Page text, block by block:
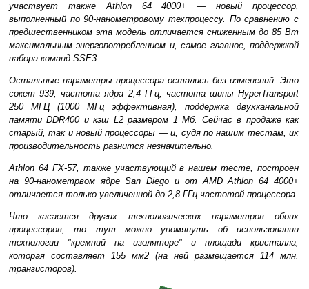
участвует также Athlon 64 4000+ — новый процессор,
выполненный по 90-нанометровому техпроцессу. По сравнению с
предшественником эта модель отличается сниженным до 85 Вт
максимальным энергопотреблением и, самое главное, поддержкой
набора команд SSE3.
Остальные параметры процессора остались без изменений. Это
сокет 939, частота ядра 2,4 ГГц, частота шины HyperTransport
250 МГЦ (1000 МГц эффективная), поддержка двухканальной
памяти DDR400 и кэш L2 размером 1 Мб. Сейчас в продаже как
старый, так и новый процессоры — и, судя по нашим тестам, их
производительность разнится незначительно.
Athlon 64 FX-57, также участвующий в нашем тесте, построен
на 90-нанометрвом ядре San Diego и от AMD Athlon 64 4000+
отличается только увеличенной до 2,8 ГГц частотой процессора.
Что касается других технологических параметров обоих
процессоров, то тут можно упомянуть об использовании
технологии "кремний на изоляторе" и площади кристалла,
которая составляет 155 мм2 (на ней размещается 114 млн.
транзисторов).